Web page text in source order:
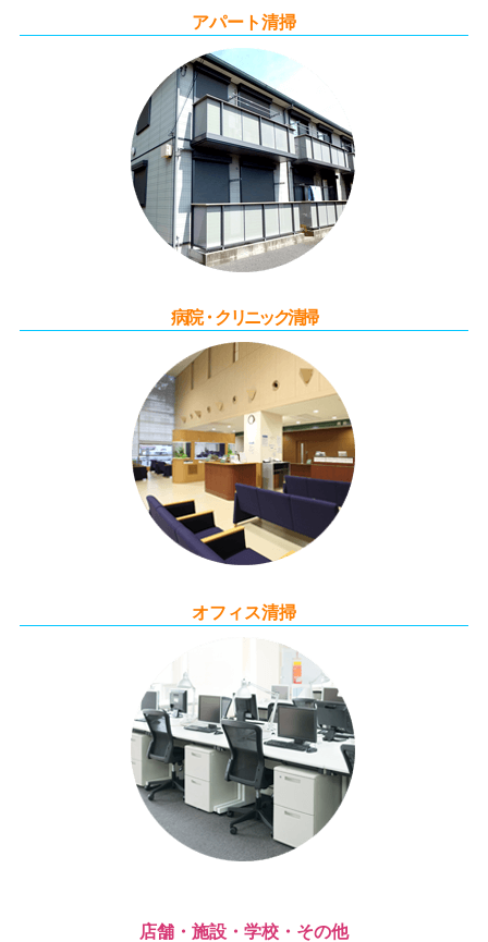
アパート清掃
病院・クリニック清掃
オフィス清掃
店舗・施設・学校・その他